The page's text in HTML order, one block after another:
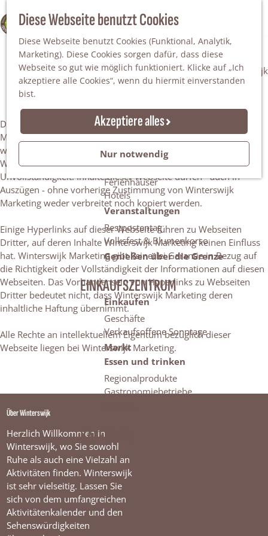
Diese Webseite benutzt Cookies
Diese Webseite benutzt Cookies (Funktional, Analytik,
Marketing). Diese Cookies sorgen dafür, dass diese
Webseite so gut wie möglich funktioniert. Klicke auf „Ich
akzeptiere alle Cookies“, wenn du hiermit einverstanden
bist.
Akzeptiere alles
Nur notwendig
100% WINTERSWIJK
S
u
c
h
e
n
M
e
n
ü
Da staunt man!
Freiheitsbäume
Natur
Naturgebiete
Nationaler Landschaftspark Winterswijk
Der Steingrube
Gärten & Parks
Übernachten
Campingplätze & Ferienparks
Gruppenunterkünfte
Bed & Breakfasts
Ferienhäuser
Hotels
Veranstaltungen
Restpostentag
Volksfest & Blumenkorso
Genießen über die Grenze
EINKAUFSZENTRUM
Einkaufen
Geschäfte
Verkaufsoffene Sonntage
Markt
Essen und trinken
Regionalprodukte
Gastronomiebetriebe
KALENDER
Disclaimer
Diese Webseite wurde veröffentlicht von Stichting Winterswijk
Marketing und VVV Winterswijk. Die Inhalte dieser Webseite
wurden mit größtmöglicher Sorgfalt zusammengestellt.
Winterswijk Marketing haftet nicht für Änderungen und
Unvollständigkeit. Inhalte dieser Webseite dürfen - auch in
Auszügen - ohne vorherige Zustimmung von Winterswijk
Marketing weder verbreitet noch kopiert werden.
Einige Hyperlinks auf dieser Webseite führen zu Webseiten
Dritter, auf deren Inhalte Winterswijk Marketing keinen Einfluss
hat. Winterswijk Marketing gibt keinerlei Garantie in Bezug auf
die Richtigkeit oder Vollständigkeit der Informationen auf diesen
Webseiten. Das Vorhandensein von Hyperlinks zu Webseiten
Dritter bedeutet nicht, dass Winterswijk Marketing deren
inhaltliche Haftung übernimmt.
Alle Rechte an intellektuellem Eigentum bezüglich dieser
Webseite liegen bei Winterswijk Marketing.
Über Winterswijk
Herzlich Willkommen in
Winterswijk, wo Sie sowohl
Ruhe als auch eine Vielzahl an
Aktivitäten finden. Winterswijk
ist sehr vielseitig. Lassen Sie
sich von dem umfangreichen
Aktivitätenkalender und den
Sehenswürdigkeiten